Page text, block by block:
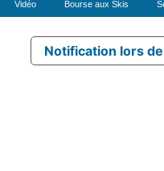
Vidéo Bourse aux Skis
Notification lors